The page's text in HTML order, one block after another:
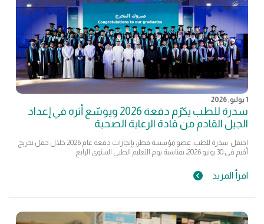
1 يوليو, 2026
سدرة للطب يكرّم دفعة 2026 ويوسّع أثره في إعداد
الجيل القادم من قادة الرعاية الصحية
احتفل سدرة للطب، عضو مؤسسة قطر، بإنجازات دفعة عام 2026 خلال حفل تخريج
أقيم في 30 يونيو 2026، بمناسبة يوم التعليم الطبي السنوي الرابع.
اقرأ المزيد